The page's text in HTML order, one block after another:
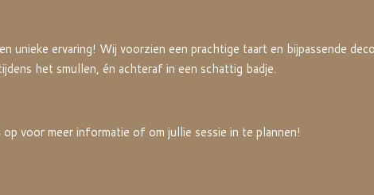
unieke ervaring! Wij voorzien een prachtige taart en bijpassende
het smullen, én achteraf in een schattig badje.
voor meer informatie of om jullie sessie in te plannen!